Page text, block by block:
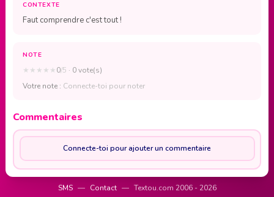
CONTEXTE
Faut comprendre c'est tout !
NOTE
★ ★ ★ ★ ★0/5 · 0 vote(s)
Votre note : Connecte-toi pour noter
Commentaires
Connecte-toi pour ajouter un commentaire
SMS — Contact — Textou.com 2006 - 2026